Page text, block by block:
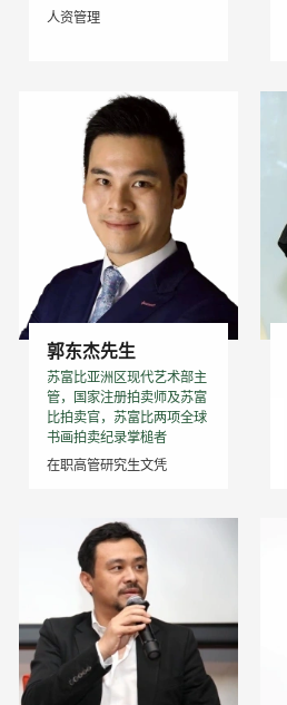
人资管理
郭东杰先生
苏富比亚洲区现代艺术部主
管，国家注册拍卖师及苏富
比拍卖官，苏富比两项全球
书画拍卖纪录掌槌者
在职高管研究生文凭